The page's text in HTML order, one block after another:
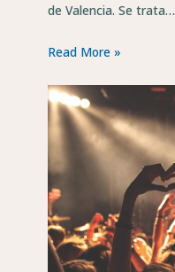
de Valencia. Se trata…
Read More »